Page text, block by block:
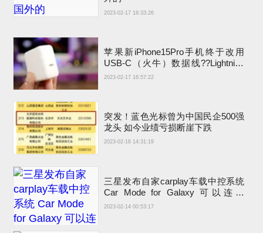
2023-02-17 18:33:26
苹果新iPhone15Pro手机终于改用
USB-C（火牛）数据线??Lightning
充电接口退出
2023-02-17 16:57:22
突发！蓝色光标曾为中国民企500强
龙头 如今业绩亏损断崖下跌
2023-02-16 14:31:19
三星发布自家carplay车载中控系统
Car Mode for Galaxy 可以连接
carplay吗？
2023-02-14 00:53:17